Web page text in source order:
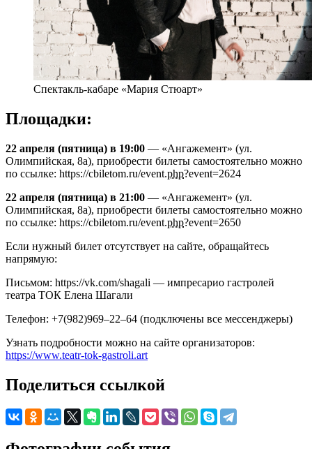
Спектакль-кабаре «Мария Стюарт»
Площадки:
22 апреля (пятница) в 19:00 — «Ангажемент» (ул.
Олимпийская, 8а), приобрести билеты самостоятельно можно
по ссылке: https://cbiletom.ru/event.php?event=2624
22 апреля (пятница) в 21:00 — «Ангажемент» (ул.
Олимпийская, 8а), приобрести билеты самостоятельно можно
по ссылке: https://cbiletom.ru/event.php?event=2650
Если нужный билет отсутствует на сайте, обращайтесь
напрямую:
Письмом: https://vk.com/shagali — импресарио гастролей
театра ТОК Елена Шагали
Телефон: +7(982)969–22–64 (подключены все мессенджеры)
Узнать подробности можно на сайте организаторов:
https://www.teatr-tok-gastroli.art
Поделиться ссылкой